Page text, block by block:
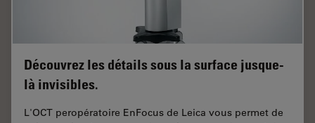
Découvrez les détails sous la surface jusque-
là invisibles.
L'OCT peropératoire EnFocus de Leica vous permet de